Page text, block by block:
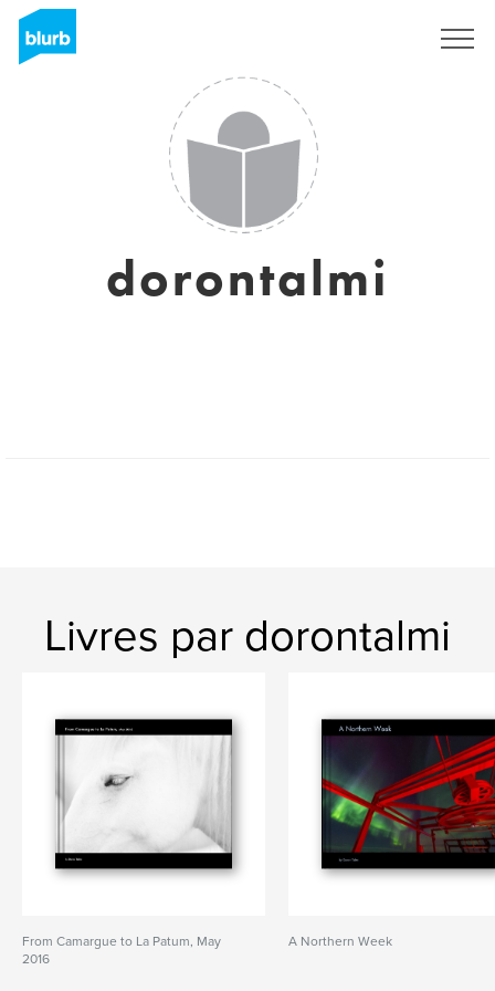
dorontalmi
Livres par dorontalmi
From Camargue to La Patum, May
2016
A Northern Week